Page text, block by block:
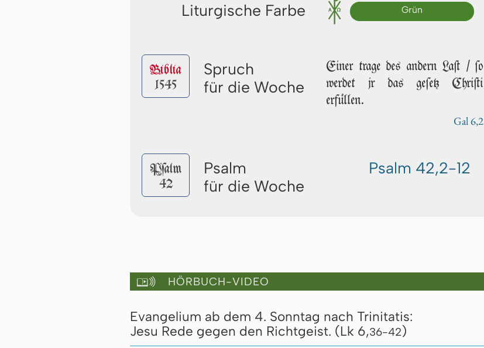
Liturgische Farbe Grün
Biblia
1545
Spruch
für die Woche
Einer trage des andern Laſt / ſo
wer­det jr das geſetz Chri­ſti
erfüllen.
Gal 6,2
Pſalm
42
Psalm
für die Woche
Psalm 42,2-12
 HÖRBUCH-VIDEO
Evangelium ab dem 4. Sonntag nach Trinitatis:
Jesu Rede gegen den Richtgeist. (Lk 6,36-42)